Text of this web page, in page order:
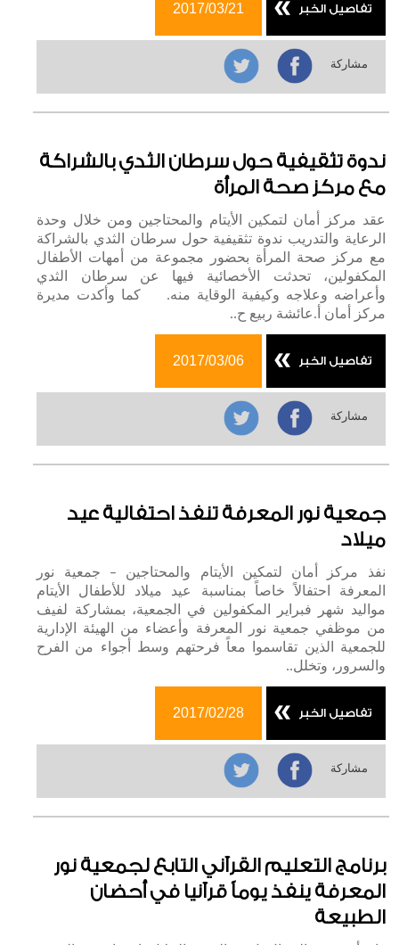
المنشورات
التقارير
تفاصيل الخبر 2017/03/21
مشاركة
ندوة تثقيفية حول سرطان الثدي بالشراكة
مع مركز صحة المرأة
عقد مركز أمان لتمكين الأيتام والمحتاجين ومن خلال وحدة
الرعاية والتدريب ندوة تثقيفية حول سرطان الثدي بالشراكة
مع مركز صحة المرأة بحضور مجموعة من أمهات الأطفال
المكفولين، تحدثت الأخصائية فيها عن سرطان الثدي
وأعراضه وعلاجه وكيفية الوقاية منه. كما وأكدت مديرة
مركز أمان أ.عائشة ربيع ح..
تفاصيل الخبر 2017/03/06
مشاركة
جمعية نور المعرفة تنفذ احتفالية عيد
ميلاد
نفذ مركز أمان لتمكين الأيتام والمحتاجين – جمعية نور
المعرفة احتفالاً خاصاً بمناسبة عيد ميلاد للأطفال الأيتام
مواليد شهر فبراير المكفولين في الجمعية، بمشاركة لفيف
من موظفي جمعية نور المعرفة وأعضاء من الهيئة الإدارية
للجمعية الذين تقاسموا معاً فرحتهم وسط أجواء من الفرح
والسرور، وتخلل..
تفاصيل الخبر 2017/02/28
مشاركة
برنامج التعليم القرآني التابع لجمعية نور
المعرفة ينفذ يوماً قرآنيا في أحضان
الطبيعة